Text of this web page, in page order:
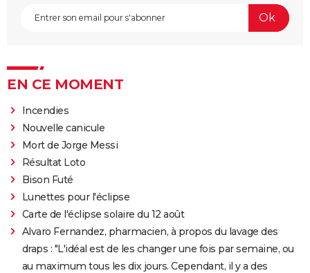
EN CE MOMENT
Incendies
Nouvelle canicule
Mort de Jorge Messi
Résultat Loto
Bison Futé
Lunettes pour l'éclipse
Carte de l'éclipse solaire du 12 août
Alvaro Fernandez, pharmacien, à propos du lavage des
draps : "L'idéal est de les changer une fois par semaine, ou
au maximum tous les dix jours. Cependant, il y a des